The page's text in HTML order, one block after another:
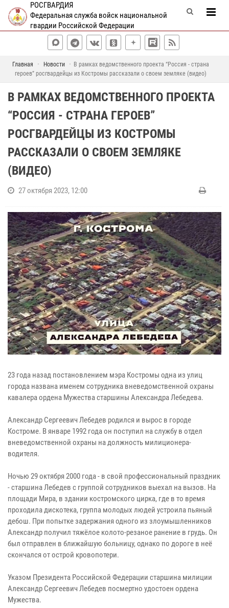
РОСГВАРДИЯ
Федеральная служба войск национальной
гвардии Российской Федерации
Главная Новости
В рамках ведомственного проекта “Россия - страна
героев” росгвардейцы из Костромы рассказали о своем земляке (видео)
В РАМКАХ ВЕДОМСТВЕННОГО ПРОЕКТА
“РОССИЯ - СТРАНА ГЕРОЕВ”
РОСГВАРДЕЙЦЫ ИЗ КОСТРОМЫ
РАССКАЗАЛИ О СВОЕМ ЗЕМЛЯКЕ
(ВИДЕО)
27 октября 2023, 12:00
23 года назад постановлением мэра Костромы одна из улиц
города названа именем сотрудника вневедомственной охраны
кавалера ордена Мужества старшины Александра Лебедева.
Александр Сергеевич Лебедев родился и вырос в городе
Костроме. В январе 1992 года он поступил на службу в отдел
вневедомственной охраны на должность милиционера-
водителя.
Ночью 29 октября 2000 года - в свой профессиональный праздник
- старшина Лебедев с группой сотрудников выехал на вызов. На
площади Мира, в здании костромского цирка, где в то время
проходила дискотека, группа молодых людей устроила пьяный
дебош. При попытке задержания одного из злоумышленников
Александр получил тяжёлое колото-резаное ранение в грудь. Он
был отправлен в ближайшую больницу, однако по дороге в неё
скончался от острой кровопотери.
Указом Президента Российской Федерации старшина милиции
Александр Сергеевич Лебедев посмертно удостоен ордена
Мужества.